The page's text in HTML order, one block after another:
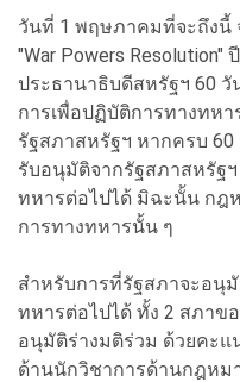
วันที่ 1 พฤษภาคมที่จะถึงนี้
"War Powers
ประธานาธิบดีสหรัฐฯ 60 วั
การเพื่อปฏิบัติการทางทห
รัฐสภาสหรัฐฯ หากครบ
รับอนุมัติจากรัฐสภาสหรัฐ
ทหารต่อไปได้ มิฉะนั้น กฎ
การทางทหารนั้น ๆ
สำหรับการที่รัฐสภาจะอนุ
ทหารต่อไปได้ ทั้ง 2 สภาข
อนุมัติร่างมติร่วม ด้วยคะแ
ด้านนักวิชาการด้านกฎหม